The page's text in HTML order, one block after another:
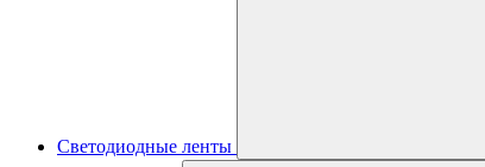
Светодиодные ленты